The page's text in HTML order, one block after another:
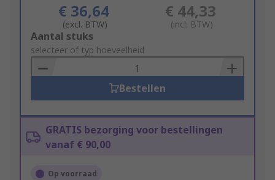
€ 36,64
(excl. BTW)
€ 44,33
(incl. BTW)
Add
to
Basket
Aantal stuks
selecteer of typ hoeveelheid
Bestellen
GRATIS bezorging voor bestellingen
vanaf € 90,00
Op voorraad